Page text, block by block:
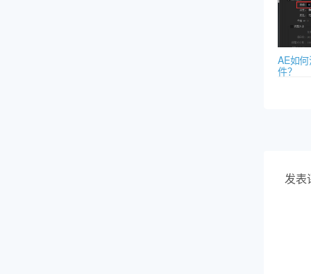
AE如
件？
发表